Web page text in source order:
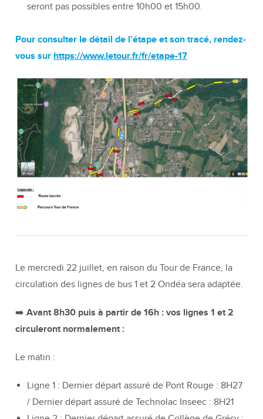
seront pas possibles entre 10h00 et 15h00.
Pour consulter le détail de l’étape et son tracé, rendez-
vous sur https://www.letour.fr/fr/etape-17
Le mercredi 22 juillet, en raison du Tour de France, la
circulation des lignes de bus 1 et 2 Ondéa sera adaptée.
➡️ Avant 8h30 puis à partir de 16h : vos lignes 1 et 2
circuleront normalement :
Le matin :
Ligne 1 : Dernier départ assuré de Pont Rouge : 8H27
/ Dernier départ assuré de Technolac Inseec : 8H21